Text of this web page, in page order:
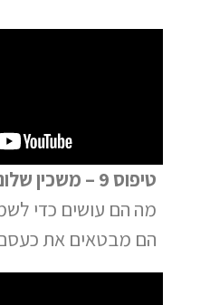
טיפוס 9 – משכין שלום
מה הם עושים כדי
הם מבטאים את